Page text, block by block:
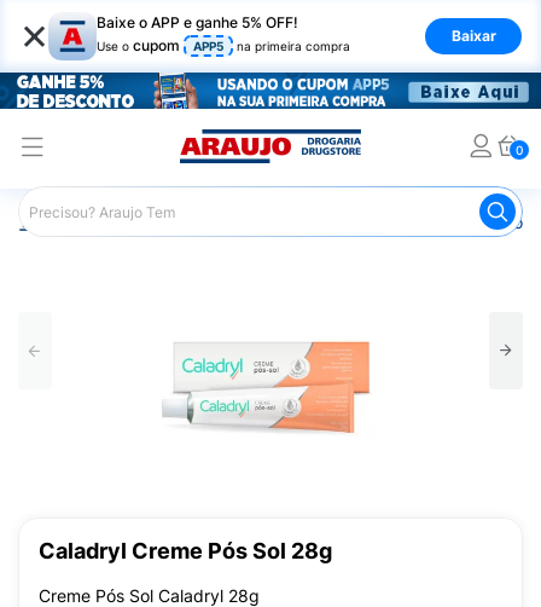
× Baixe o APP e ganhe 5% OFF!
Use o cupom APP5 na primeira compra
Baixar
0
Araujo Beleza e Cuidados
Caladryl Creme Pós Sol 28g
Creme Pós Sol Caladryl 28g